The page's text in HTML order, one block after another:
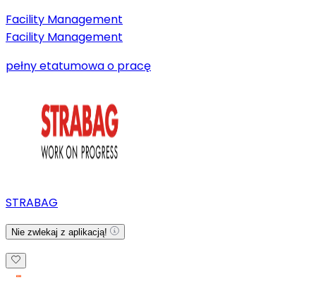
Facility Management
Facility Management
pełny etatumowa o pracę
STRABAG
Nie zwlekaj z aplikacją!